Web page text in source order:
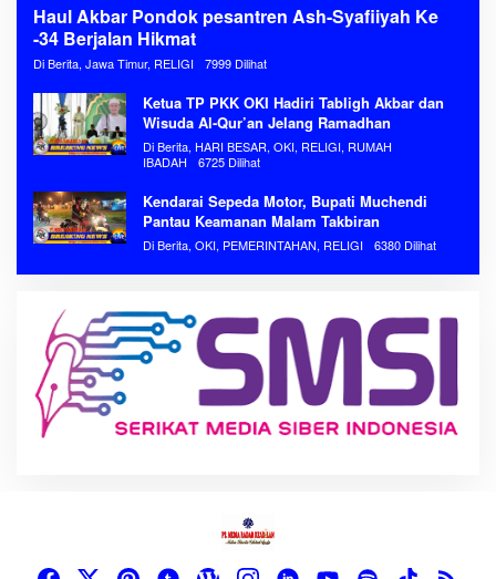
Haul Akbar Pondok pesantren Ash-Syafiiyah Ke
-34 Berjalan Hikmat
Di Berita, Jawa Timur, RELIGI 7999 Dilihat
Ketua TP PKK OKI Hadiri Tabligh Akbar dan
Wisuda Al-Qur’an Jelang Ramadhan
Di Berita, HARI BESAR, OKI, RELIGI, RUMAH
IBADAH
6725 Dilihat
Kendarai Sepeda Motor, Bupati Muchendi
Pantau Keamanan Malam Takbiran
Di Berita, OKI, PEMERINTAHAN, RELIGI 6380 Dilihat